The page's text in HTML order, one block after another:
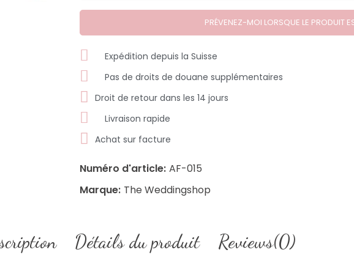
PRÉVENEZ-MOI LORSQUE LE PRODUIT
Expédition depuis la Suisse
Pas de droits de douane supplémentaires
Droit de retour dans les 14 jours
Livraison rapide
Achat sur facture
Numéro d'article: AF-015
Marque: The Weddingshop
Détails du produit Reviews(0)